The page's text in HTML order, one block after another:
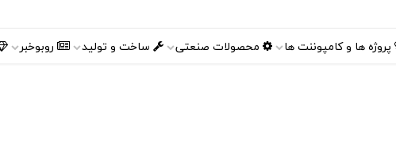
پروژه ها و کامپوننت ها محصولات صنعتی ساخت و تولید روبوخبر